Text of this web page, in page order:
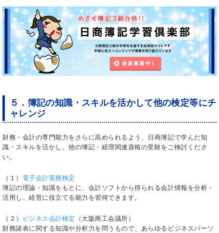
５．簿記の知識・スキルを活かして他の検定等にチ
ャレンジ
財務・会計の専門能力をさらに高められるよう、日商簿記で学んだ知
識・スキルを活かし、他の簿記・経理関連資格の受験をご検討くださ
い。
（１） 電子会計実務検定
簿記の理論・知識をもとに、会計ソフトから得られる会計情報を分析・
活用し、経営に役立てる能力を習得できます。
（２） ビジネス会計検定
（大阪商工会議所）
財務諸表に関する知識や分析力を問うもので、あらゆるビジネスパーソ